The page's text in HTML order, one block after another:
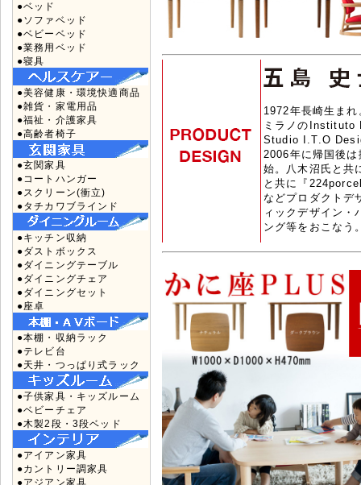
●ベッド
●ソファベッド
●ベビーベッド
●業務用ベッド
●寝具
●美容健康・環境快適商品
●雑貨・家電用品
●福祉・介護家具
●高齢者椅子
●玄関家具
●コートハンガー
●スクリーン(衝立)
●タチカワブラインド
●キッチン収納
●ダストボックス
●ダイニングテーブル
●ダイニングチェア
●ダイニングセット
●座卓
●本棚・収納ラック
●テレビ台
●天井・つっぱり式ラック
●子供家具・キッズルーム
●ベビーチェア
●木製2段・3段ベッド
●アイアン家具
●カントリー調家具
●アジアン家具
1972年長崎生ま
ミラノのInstituto
Studio I.T.O
2006年に帰国後
始。八木沼氏と共
と共に『
などプロダクトデ
ィックデザイン・
ング等をおこなう